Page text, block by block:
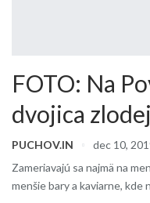
FOTO: Na
dvojica
PUCHOV.IN dec 10,
Zameriavajú sa najmä na
menšie bary a kaviarne, kde